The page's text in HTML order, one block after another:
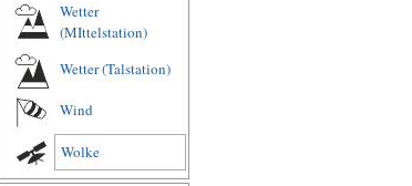
Wetter
(MIttelstation)
Wetter (Talstation)
Wind
Wolke